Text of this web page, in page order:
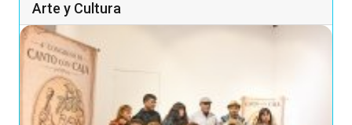
Arte y Cultura